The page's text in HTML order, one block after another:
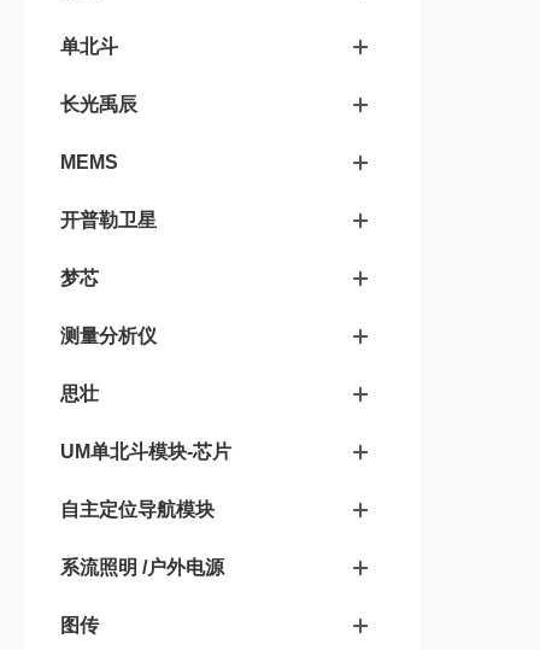
单北斗
长光禹辰
MEMS
开普勒卫星
梦芯
测量分析仪
思壮
UM单北斗模块-芯片
自主定位导航模块
系流照明 /户外电源
图传